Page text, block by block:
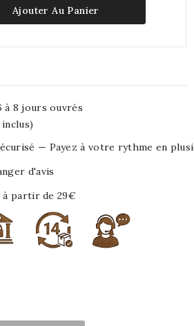
Ajouter Au Panier
à 8 jours ouvrés
— Payez à votre rythme en
d'avis
partir de 29€